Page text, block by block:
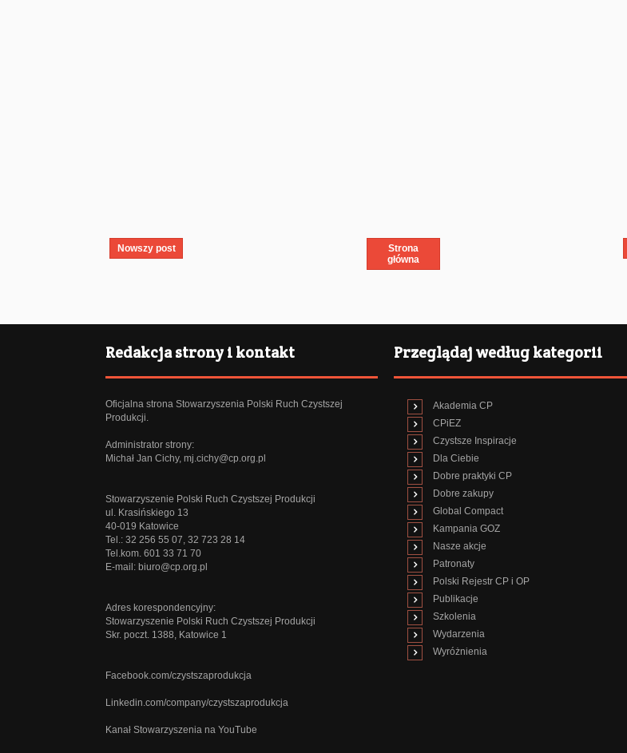
Nowszy post
Strona
główna
Redakcja strony i kontakt
Oficjalna strona Stowarzyszenia Polski Ruch Czystszej
Produkcji.
Administrator strony:
Michał Jan Cichy, mj.cichy@cp.org.pl
Stowarzyszenie Polski Ruch Czystszej Produkcji
ul. Krasińskiego 13
40-019 Katowice
Tel.: 32 256 55 07, 32 723 28 14
Tel.kom. 601 33 71 70
E-mail: biuro@cp.org.pl
Adres korespondencyjny:
Stowarzyszenie Polski Ruch Czystszej Produkcji
Skr. poczt. 1388, Katowice 1
Facebook.com/czystszaprodukcja
Linkedin.com/company/czystszaprodukcja
Kanał Stowarzyszenia na YouTube
Przeglądaj według kategorii
Akademia CP
CPiEZ
Czystsze Inspiracje
Dla Ciebie
Dobre praktyki CP
Dobre zakupy
Global Compact
Kampania GOZ
Nasze akcje
Patronaty
Polski Rejestr CP i OP
Publikacje
Szkolenia
Wydarzenia
Wyróżnienia